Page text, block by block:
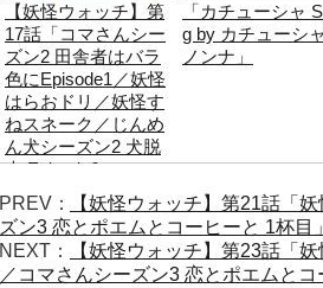
【妖怪ウォッチ】第
17話「コマさんシー
ズン2 田舎者はバラ
色にEpisode1／妖怪
はらおドリ／妖怪す
ねスネーク／じんめ
ん犬シーズン2 犬脱
走 Episode6」
「カチューシャ
g by カチューシ
ノンナ」
PREV：
【妖怪ウォッチ】第21話「
ズン3 恋とポエムとコーヒーと 1杯目」
NEXT：
【妖怪ウォッチ】第23話「
／コマさんシーズン3 恋とポエムとコ